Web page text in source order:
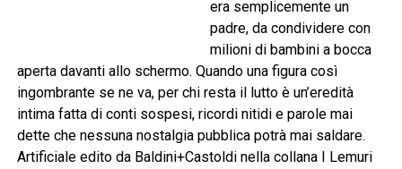
era semplicemente un
padre, da condividere con
milioni di bambini a bocca
aperta davanti allo schermo. Quando una figura così
ingombrante se ne va, per chi resta il lutto è un’eredità
intima fatta di conti sospesi, ricordi nitidi e parole mai
dette che nessuna nostalgia pubblica potrà mai saldare.
Artificiale edito da Baldini+Castoldi nella collana I Lemuri